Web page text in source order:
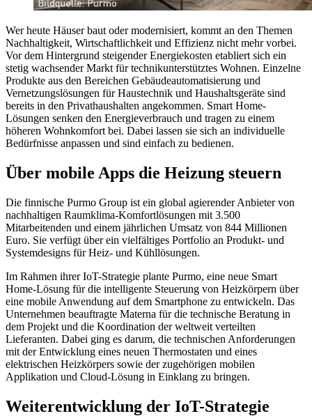
Wer heute Häuser baut oder modernisiert, kommt an den Themen
Nachhaltigkeit, Wirtschaftlichkeit und Effizienz nicht mehr vorbei.
Vor dem Hintergrund steigender Energiekosten etabliert sich ein
stetig wachsender Markt für technikunterstütztes Wohnen. Einzelne
Produkte aus den Bereichen Gebäudeautomatisierung und
Vernetzungslösungen für Haustechnik und Haushaltsgeräte sind
bereits in den Privathaushalten angekommen. Smart Home-
Lösungen senken den Energieverbrauch und tragen zu einem
höheren Wohnkomfort bei. Dabei lassen sie sich an individuelle
Bedürfnisse anpassen und sind einfach zu bedienen.
Über mobile Apps die Heizung steuern
Die finnische Purmo Group ist ein global agierender Anbieter von
nachhaltigen Raumklima-Komfortlösungen mit 3.500
Mitarbeitenden und einem jährlichen Umsatz von 844 Millionen
Euro. Sie verfügt über ein vielfältiges Portfolio an Produkt- und
Systemdesigns für Heiz- und Kühllösungen.
Im Rahmen ihrer IoT-Strategie plante Purmo, eine neue Smart
Home-Lösung für die intelligente Steuerung von Heizkörpern über
eine mobile Anwendung auf dem Smartphone zu entwickeln. Das
Unternehmen beauftragte Materna für die technische Beratung in
dem Projekt und die Koordination der weltweit verteilten
Lieferanten. Dabei ging es darum, die technischen Anforderungen
mit der Entwicklung eines neuen Thermostaten und eines
elektrischen Heizkörpers sowie der zugehörigen mobilen
Applikation und Cloud-Lösung in Einklang zu bringen.
Weiterentwicklung der IoT-Strategie